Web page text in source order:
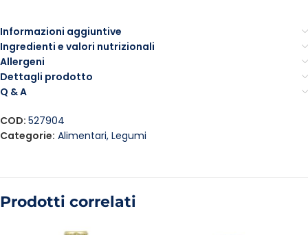
Informazioni aggiuntive
Ingredienti e valori nutrizionali
Allergeni
Dettagli prodotto
Q & A
COD: 527904
Categorie: Alimentari, Legumi
Prodotti correlati